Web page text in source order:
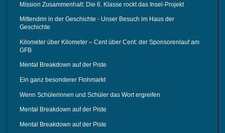
Mission Zusammenhalt: Die 6. Klasse rockt das Insel-Projekt
Mittendrin in der Geschichte - Unser Besuch im Haus der
Geschichte
Kilometer über Kilometer – Cent über Cent: der Sponsorenlauf am
GFB
Mental Breakdown auf der Piste
Ein ganz besonderer Flohmarkt
Wenn Schülerinnen und Schüler das Wort ergreifen
Mental Breakdown auf der Piste
Mental Breakdown auf der Piste